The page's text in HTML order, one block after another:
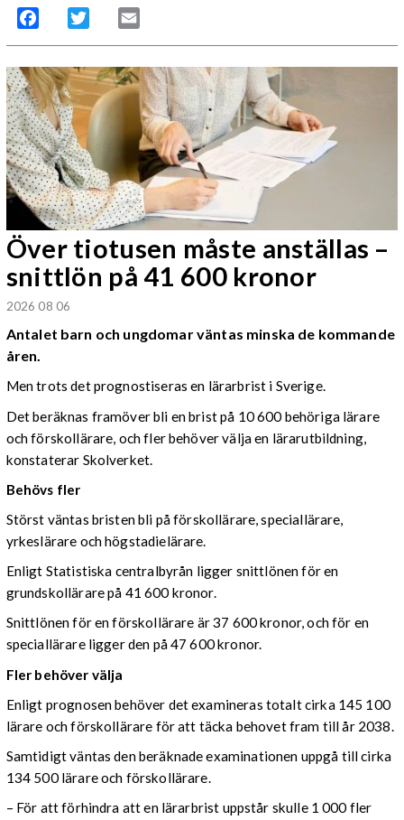
Facebook Twitter
Över tiotusen måste anställas –
snittlön på 41 600 kronor
2026 08 06
Antalet barn och ungdomar väntas minska de kommande
åren.
Men trots det prognostiseras en lärarbrist i Sverige.
Det beräknas framöver bli en brist på 10 600 behöriga lärare
och förskollärare, och fler behöver välja en lärarutbildning,
konstaterar Skolverket.
Behövs fler
Störst väntas bristen bli på förskollärare, speciallärare,
yrkeslärare och högstadielärare.
Enligt Statistiska centralbyrån ligger snittlönen för en
grundskollärare på 41 600 kronor.
Snittlönen för en förskollärare är 37 600 kronor, och för en
speciallärare ligger den på 47 600 kronor.
Fler behöver välja
Enligt prognosen behöver det examineras totalt cirka 145 100
lärare och förskollärare för att täcka behovet fram till år 2038.
Samtidigt väntas den beräknade examinationen uppgå till cirka
134 500 lärare och förskollärare.
– För att förhindra att en lärarbrist uppstår skulle 1 000 fler